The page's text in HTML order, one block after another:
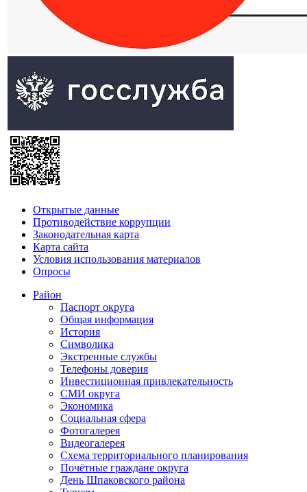
Открытые данные
Противодействие коррупции
Законодательная карта
Карта сайта
Условия использования материалов
Опросы
Район
Паспорт округа
Общая информация
История
Символика
Экстренные службы
Телефоны доверия
Инвестиционная привлекательность
СМИ округа
Экономика
Социальная сфера
Фотогалерея
Видеогалерея
Схема территориального планирования
Почётные граждане округа
День Шпаковского района